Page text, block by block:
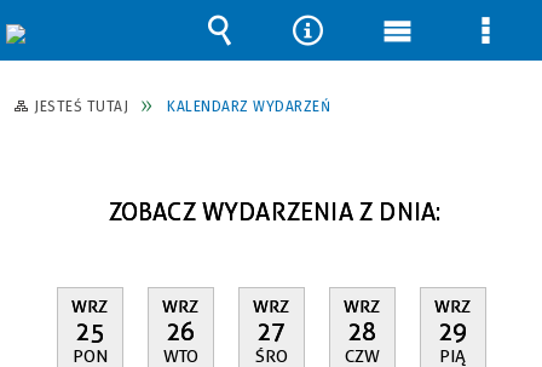
JESTEŚ TUTAJ KALENDARZ WYDARZEŃ
ZOBACZ WYDARZENIA Z DNIA:
WRZ
25
PON
WRZ
26
WTO
WRZ
27
ŚRO
WRZ
28
CZW
WRZ
29
PIĄ
Wyszukiwarka
Narzędzia
Menu Menu